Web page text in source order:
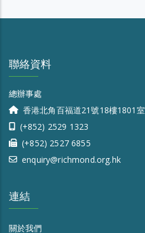
聯絡資料
總辦事處
香港北角百福道21號18樓1801室
(+852) 2529 1323
(+852) 2527 6855
enquiry@richmond.org.hk
連結
關於我們